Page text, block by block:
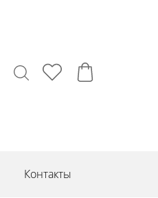
Контакты